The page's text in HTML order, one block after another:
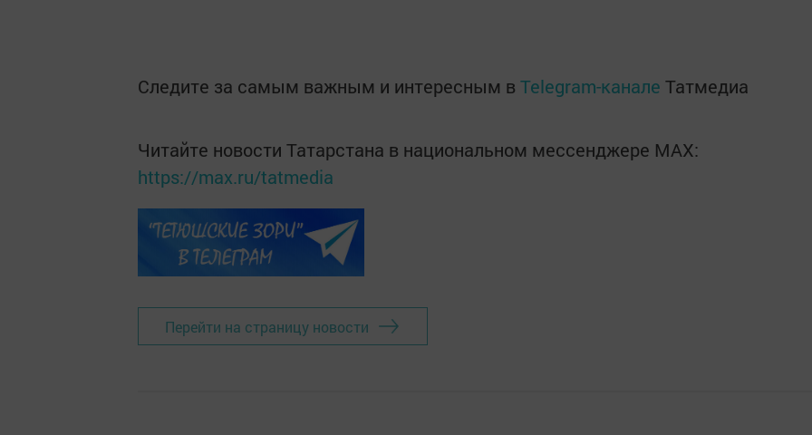
Следите за самым важным и интересным в Telegram-канале Татмедиа
Читайте новости Татарстана в национальном мессенджере MАХ:
https://max.ru/tatmedia
Перейти на страницу новости